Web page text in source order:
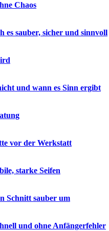
Chaos
es sauber, sicher und sinnvoll
und wann es Sinn ergibt
vor der Werkstatt
starke Seifen
Schnitt sauber um
und ohne Anfängerfehler